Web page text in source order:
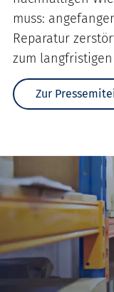
muss:
Reparatur
zum
Zur